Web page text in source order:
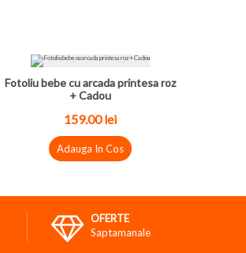
Fotoliu bebe cu arcada printesa roz
+ Cadou
159.00 lei
Adauga In Cos
OFERTE
Saptamanale